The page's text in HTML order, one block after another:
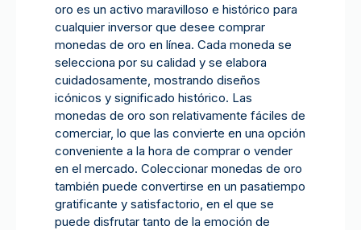
oro es un activo maravilloso e histórico para
cualquier inversor que desee comprar
monedas de oro en línea. Cada moneda se
selecciona por su calidad y se elabora
cuidadosamente, mostrando diseños
icónicos y significado histórico. Las
monedas de oro son relativamente fáciles de
comerciar, lo que las convierte en una opción
conveniente a la hora de comprar o vender
en el mercado. Coleccionar monedas de oro
también puede convertirse en un pasatiempo
gratificante y satisfactorio, en el que se
puede disfrutar tanto de la emoción de